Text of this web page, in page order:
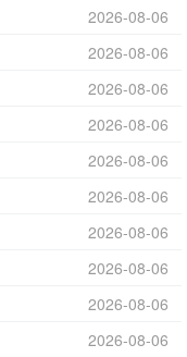
2026-08-06
2026-08-06
2026-08-06
2026-08-06
2026-08-06
2026-08-06
2026-08-06
2026-08-06
2026-08-06
2026-08-06